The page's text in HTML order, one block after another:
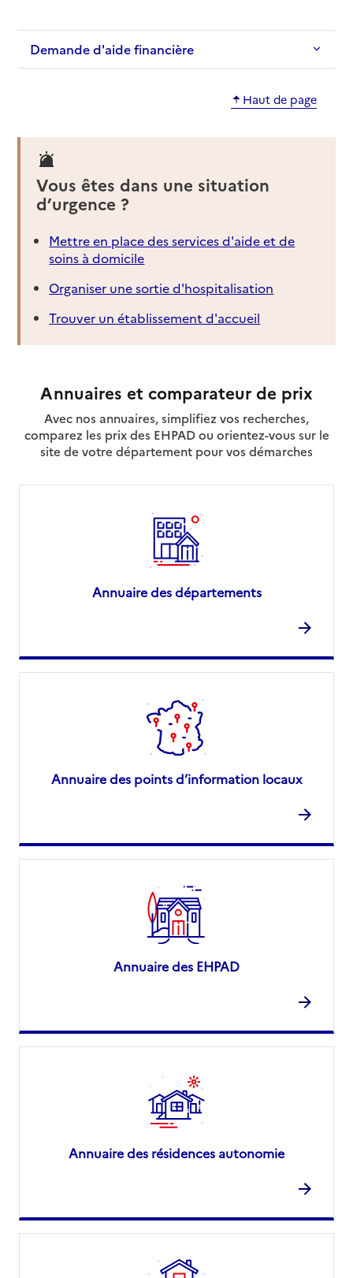
Demande d'aide financière
Haut de page
Vous êtes dans une situation
d’urgence ?
Mettre en place des services d'aide et de
soins à domicile
Organiser une sortie d'hospitalisation
Trouver un établissement d'accueil
Annuaires et comparateur de prix
Avec nos annuaires, simplifiez vos recherches,
comparez les prix des EHPAD ou orientez-vous sur le
site de votre département pour vos démarches
Annuaire des départements
Annuaire des points d’information locaux
Annuaire des EHPAD
Annuaire des résidences autonomie